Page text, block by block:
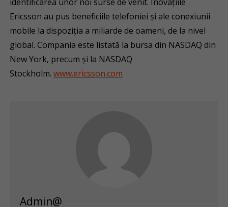
Ericsson au pus beneficiile telefoniei și ale conexiunii
mobile la dispoziția a miliarde de oameni, de la nivel
global. Compania este listată la bursa din NASDAQ din
New York, precum și la NASDAQ
Stockholm.www.ericsson.com
Admin@